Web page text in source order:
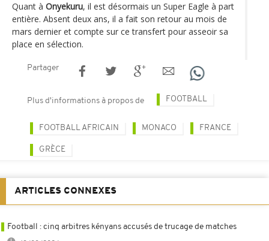
Quant à Onyekuru, il est désormais un Super Eagle à part
entière. Absent deux ans, il a fait son retour au mois de
mars dernier et compte sur ce transfert pour asseoir sa
place en sélection.
Partager
Plus d'informations à propos de FOOTBALL
FOOTBALL AFRICAIN MONACO FRANCE
GRÈCE
ARTICLES CONNEXES
Football : cinq arbitres kényans accusés de trucage de matches